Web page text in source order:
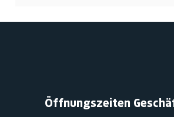
Öffnungszeiten